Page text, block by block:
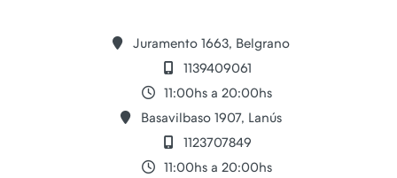
Juramento 1663, Belgrano
1139409061
11:00hs a 20:00hs
Basavilbaso 1907, Lanús
1123707849
11:00hs a 20:00hs